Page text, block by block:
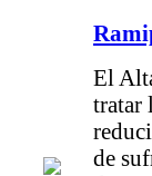
El
tratar
de